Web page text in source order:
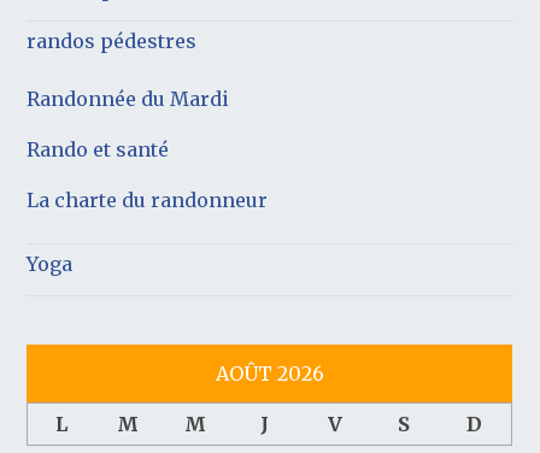
randos pédestres
Randonnée du Mardi
Rando et santé
La charte du randonneur
Yoga
AOÛT 2026
L M M J V S
D